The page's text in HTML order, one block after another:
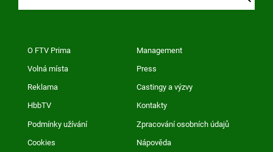
O FTV Prima Management
Volná místa Press
Reklama Castingy a výzvy
HbbTV Kontakty
Podmínky užívání Zpracování osobních údajů
Cookies Nápověda